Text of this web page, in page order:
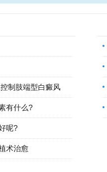
制肢端型白癜风
有什么?
呢?
术治愈